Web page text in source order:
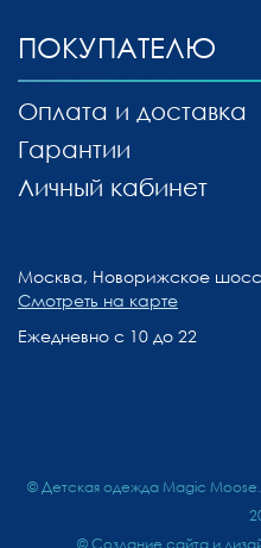
ПОКУПАТЕЛЮ
Оплата и доставка
Гарантии
Личный кабинет
Москва, Новорижское
Смотреть на карте
Ежедневно с 10 до 22
© Детская одежда Magic
© Создание сайта и